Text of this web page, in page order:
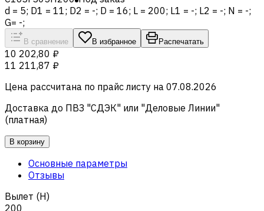
d = 5; D1 = 11; D2 = -; D = 16; L = 200; L1 = -; L2 = -; N = -;
G= -;
В сравнение В избранное Распечатать
10 202,80 ₽
11 211,87 ₽
Цена рассчитана по прайс листу на 07.08.2026
Доставка до ПВЗ "СДЭК" или "Деловые Линии"
(платная)
В корзину
Основные параметры
Отзывы
Вылет (H)
200